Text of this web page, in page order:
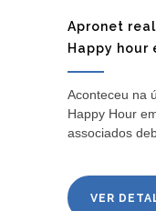
Apronet
Happy hour
Aconteceu na
Happy Hour
associados
VER